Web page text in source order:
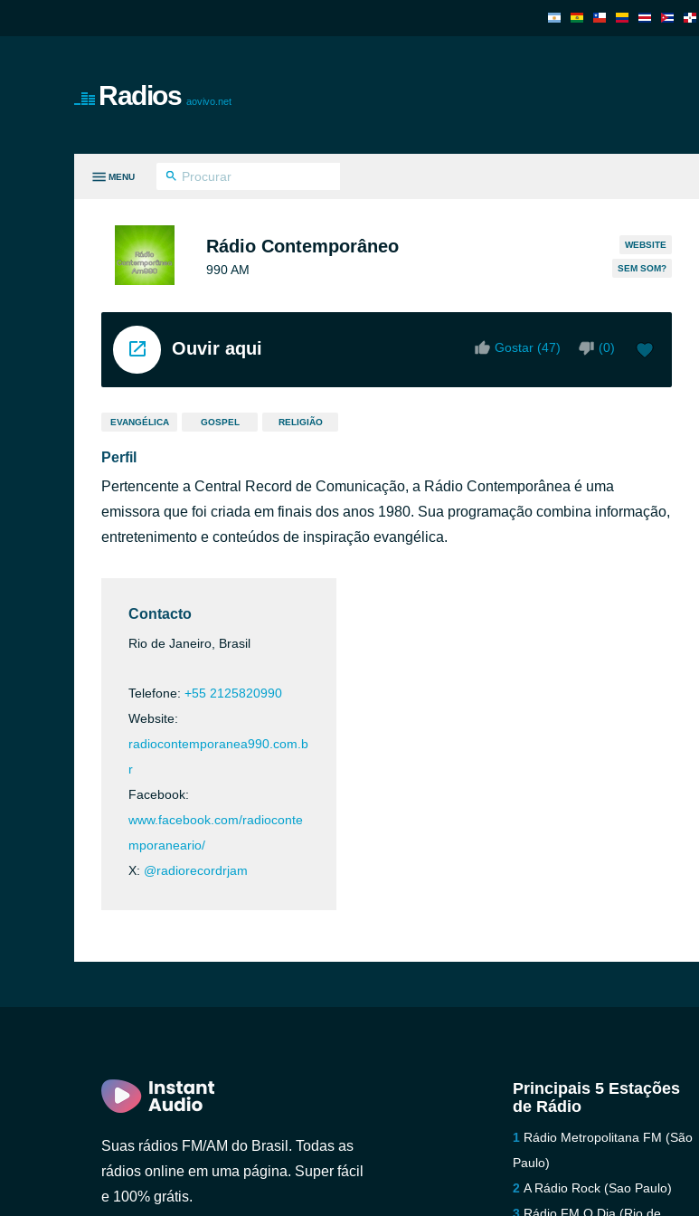
Radios aovivo.net
MENU
Rádio Contemporâneo
990 AM
WEBSITE
SEM SOM?
Ouvir aqui Gostar (47) (0)
EVANGÉLICA GOSPEL RELIGIÃO
Perfil
Pertencente a Central Record de Comunicação, a Rádio Contemporânea é uma
emissora que foi criada em finais dos anos 1980. Sua programação combina informação,
entretenimento e conteúdos de inspiração evangélica.
Contacto
Rio de Janeiro, Brasil
Telefone: +55 2125820990
Website:
radiocontemporanea990.com.b
r
Facebook:
www.facebook.com/radioconte
mporaneario/
X: @radiorecordrjam
Suas rádios FM/AM do Brasil. Todas as
rádios online em uma página. Super fácil
e 100% grátis.
Principais 5 Estações
de Rádio
Rádio Metropolitana FM (São
Paulo)
A Rádio Rock (Sao Paulo)